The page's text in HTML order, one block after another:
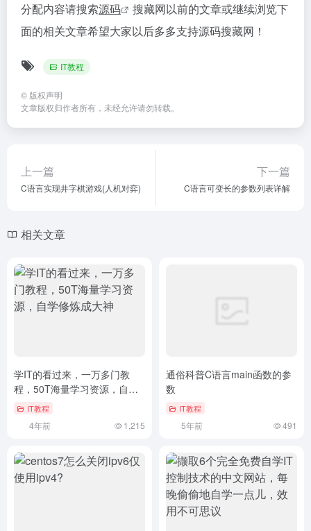
分配内容请搜索源码
搜藏网以前的文章或继续浏览下
面的相关文章希望大家以后多多支持源码搜藏网！
IT教程
© 版权声明
文章版权归作者所有，未经允许请勿转载。
上一篇
C语言实现井字棋游戏(人机对弈)
下一篇
C语言可变长的参数列表详解
相关文章
学IT的看过来，一万多门教
程，50T海量学习资源，自学
修炼成大神
IT教程
4年前 1,215
通俗科普C语言main函数的参
数
IT教程
5年前 491